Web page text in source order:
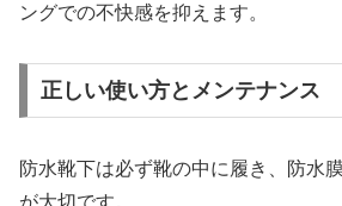
ングでの不快感を抑えます。
正しい使い方とメンテナンス
防水靴下は必ず靴の中に履き、防水